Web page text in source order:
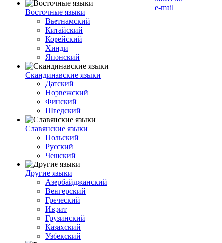
Восточные языки
Вьетнамский
Китайский
Корейский
Хинди
Японский
Скандинавские языки
Датский
Норвежский
Финский
Шведский
Славянские языки
Польский
Русский
Чешский
Другие языки
Азербайджанский
Венгерский
Греческий
Иврит
Грузинский
Казахский
Узбекский
e-mail